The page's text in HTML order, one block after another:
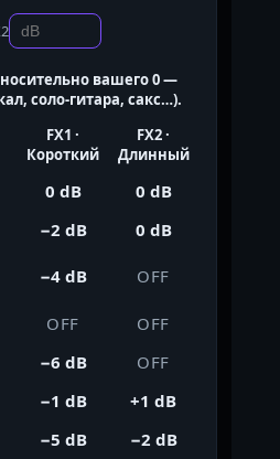
вашего 0 —
соло-гитара, сакс…).
FX1 ·
Короткий
FX2 ·
Длинный
0 dB 0 dB
−2 dB 0 dB
−4 dB OFF
OFF OFF
−6 dB OFF
−1 dB +1 dB
−5 dB −2 dB